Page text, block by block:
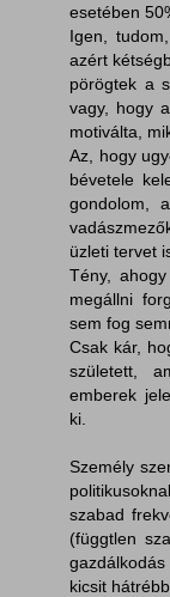
esetében
Igen,
azért
pörögtek a
vagy, hogy
motiválta,
Az, hogy
bévetele
gondolom,
üzleti tervet
Tény,
megállni
sem fog
Csak kár,
született,
emberek
ki.
Személy
szabad
(függtlen
kicsit